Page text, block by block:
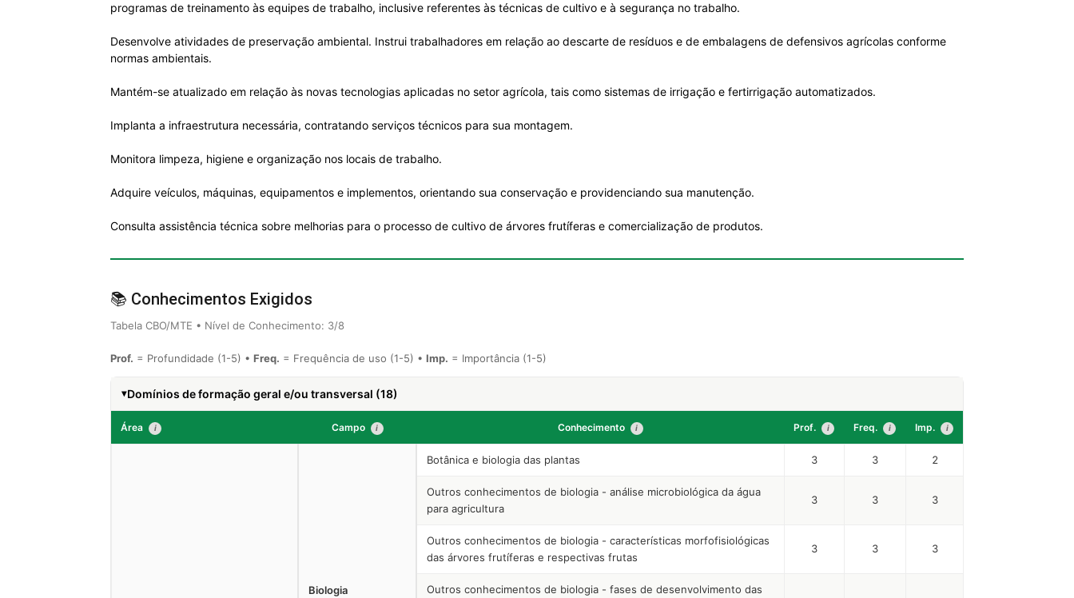
programas de treinamento às equipes de trabalho, inclusive referentes às técnicas de cultivo e à segurança no trabalho.
Desenvolve atividades de preservação ambiental. Instrui trabalhadores em relação ao descarte de resíduos e de embalagens de defensivos agrícolas conforme
normas ambientais.
Mantém-se atualizado em relação às novas tecnologias aplicadas no setor agrícola, tais como sistemas de irrigação e fertirrigação automatizados.
Implanta a infraestrutura necessária, contratando serviços técnicos para sua montagem.
Monitora limpeza, higiene e organização nos locais de trabalho.
Adquire veículos, máquinas, equipamentos e implementos, orientando sua conservação e providenciando sua manutenção.
Consulta assistência técnica sobre melhorias para o processo de cultivo de árvores frutíferas e comercialização de produtos.
📚 Conhecimentos Exigidos
Tabela CBO/MTE • Nível de Conhecimento: 3/8
Prof. = Profundidade (1-5) • Freq. = Frequência de uso (1-5) • Imp. = Importância (1-5)
Domínios de formação geral e/ou transversal (18)
Área i Campo i Conhecimento i Prof. i Freq. i Imp. i
Biologia
Botânica e biologia das plantas 3 3 2
Outros conhecimentos de biologia - análise microbiológica da água
para agricultura
3 3 3
Outros conhecimentos de biologia - características morfofisiológicas
das árvores frutíferas e respectivas frutas
3 3 3
Outros conhecimentos de biologia - fases de desenvolvimento das